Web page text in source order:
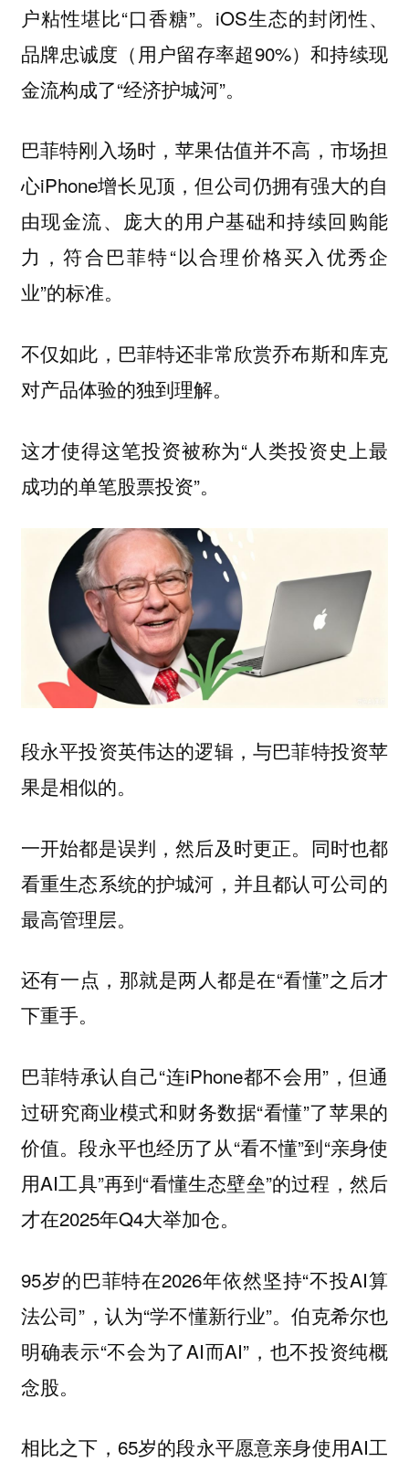
户粘性堪比“口香糖”。iOS生态的封闭性、
品牌忠诚度（用户留存率超90%）和持续现
金流构成了“经济护城河”。
巴菲特刚入场时，苹果估值并不高，市场担
心iPhone增长见顶，但公司仍拥有强大的自
由现金流、庞大的用户基础和持续回购能
力，符合巴菲特“以合理价格买入优秀企
业”的标准。
不仅如此，巴菲特还非常欣赏乔布斯和库克
对产品体验的独到理解。
这才使得这笔投资被称为“人类投资史上最
成功的单笔股票投资”。
段永平投资英伟达的逻辑，与巴菲特投资苹
果是相似的。
一开始都是误判，然后及时更正。同时也都
看重生态系统的护城河，并且都认可公司的
最高管理层。
还有一点，那就是两人都是在“看懂”之后才
下重手。
巴菲特承认自己“连iPhone都不会用”，但通
过研究商业模式和财务数据“看懂”了苹果的
价值。段永平也经历了从“看不懂”到“亲身使
用AI工具”再到“看懂生态壁垒”的过程，然后
才在2025年Q4大举加仓。
95岁的巴菲特在2026年依然坚持“不投AI算
法公司”，认为“学不懂新行业”。伯克希尔也
明确表示“不会为了AI而AI”，也不投资纯概
念股。
相比之下，65岁的段永平愿意亲身使用AI工